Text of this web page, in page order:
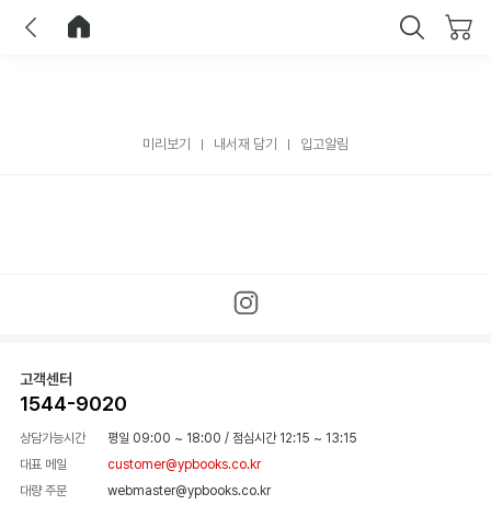
미리보기 내서재 담기 입고알림
고객센터
1544-9020
상담가능시간 평일 09:00 ~ 18:00 / 점심시간 12:15 ~ 13:15
대표 메일
customer@ypbooks.co.kr
대량 주문
webmaster@ypbooks.co.kr